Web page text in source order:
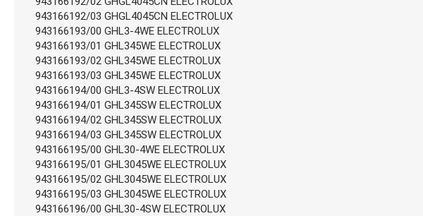
943166192/03 GHGL4045CN ELECTROLUX
943166193/00 GHL3-4WE ELECTROLUX
943166193/01 GHL345WE ELECTROLUX
943166193/02 GHL345WE ELECTROLUX
943166193/03 GHL345WE ELECTROLUX
943166194/00 GHL3-4SW ELECTROLUX
943166194/01 GHL345SW ELECTROLUX
943166194/02 GHL345SW ELECTROLUX
943166194/03 GHL345SW ELECTROLUX
943166195/00 GHL30-4WE ELECTROLUX
943166195/01 GHL3045WE ELECTROLUX
943166195/02 GHL3045WE ELECTROLUX
943166195/03 GHL3045WE ELECTROLUX
943166196/00 GHL30-4SW ELECTROLUX